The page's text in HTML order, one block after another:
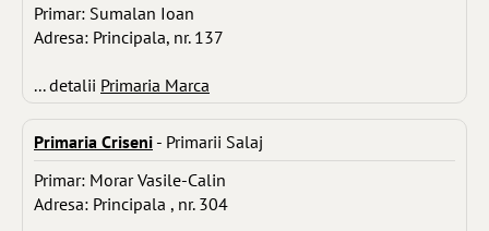
Primar: Sumalan Ioan
Adresa: Principala, nr. 137
... detalii Primaria Marca
Primaria Criseni - Primarii Salaj
Primar: Morar Vasile-Calin
Adresa: Principala , nr. 304